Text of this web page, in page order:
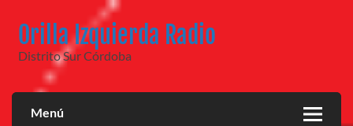
contenido
Orilla Izquierda Radio
Distrito Sur Córdoba
Menú